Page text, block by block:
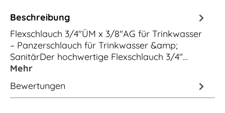
Beschreibung
Flexschlauch 3/4"ÜM x 3/8"AG für Trinkwasser
– Panzerschlauch für Trinkwasser &amp;
SanitärDer hochwertige Flexschlauch 3/4"…
Mehr
Bewertungen